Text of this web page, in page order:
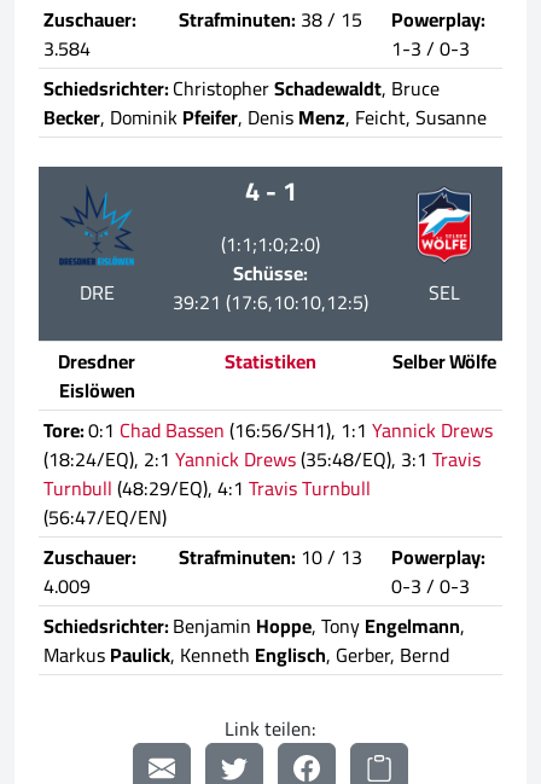
Zuschauer:
3.584
Strafminuten: 38 / 15
Powerplay:
1-3 / 0-3
Schiedsrichter:ChristopherSchadewaldt, Bruce
Becker, DominikPfeifer, DenisMenz, Feicht, Susanne
DRE
4 - 1
(1:1;1:0;2:0)
Schüsse:
39:21 (17:6,10:10,12:5)
SEL
Dresdner
Eislöwen
Statistiken
Selber Wölfe
Tore:0:1 Chad Bassen(16:56/SH1), 1:1 Yannick Drews
(18:24/EQ), 2:1 Yannick Drews(35:48/EQ), 3:1 Travis
Turnbull(48:29/EQ), 4:1 Travis Turnbull
(56:47/EQ/EN)
Zuschauer:
4.009
Strafminuten: 10 / 13
Powerplay:
0-3 / 0-3
Schiedsrichter:Benjamin Hoppe, TonyEngelmann,
MarkusPaulick, Kenneth Englisch, Gerber, Bernd
Link teilen: